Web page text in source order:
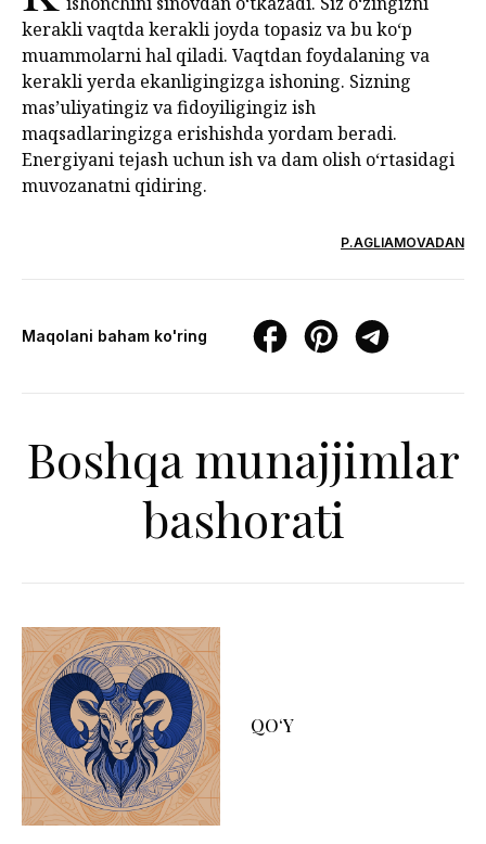
kerakli vaqtda kerakli joyda topasiz va bu ko‘p
muammolarni hal qiladi. Vaqtdan foydalaning va
kerakli yerda ekanligingizga ishoning. Sizning
mas’uliyatingiz va fidoyiligingiz ish
maqsadlaringizga erishishda yordam beradi.
Energiyani tejash uchun ish va dam olish o‘rtasidagi
muvozanatni qidiring.
P.AGLIAMOVADAN
Maqolani baham ko'ring
Boshqa munajjimlar
bashorati
QO‘Y